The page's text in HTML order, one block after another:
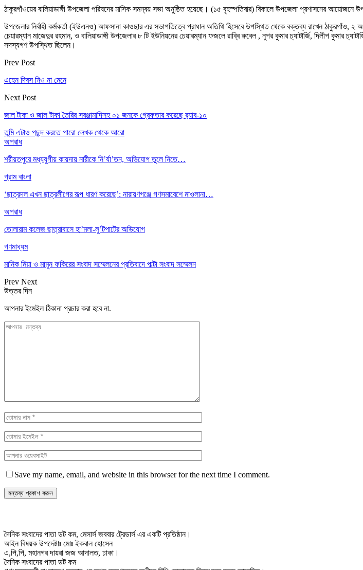
ঠাকুরগাঁওয়ের বালিয়াডাঙ্গী উপজেলা পরিষদের মাসিক সমন্বয় সভা অনুষ্ঠিত হয়েছে। (১৫ বৃহস্পতিবার) বিকালে উপজেলা প্রশাসনের আয়োজনে
উপজেলার নির্বাহী কর্মকর্তা (ইউএনও) আফসানা কাওছার এর সভাপতিত্বে প্রাধান অতিথি হিসেবে উপস্থিত থেকে বক্তব্য রাখেন
চেয়ারম্যান মাজেদুর রহমান, ও বালিয়াডাঙ্গী উপজেলার ৮ টি ইউনিয়নের চেয়ারম্যান ফজলে রাব্বি রুবেল , নুপর কুমার চ্যাটার্জি, দিলীপ কুমার
সদস্যগণ উপস্থিত ছিলেন।
Prev Post
এহেন দিবস নিও না মেনে
Next Post
জাল টাকা ও জাল টাকা তৈরির সরঞ্জামাদিসহ ০১ জনকে গ্রেফতার করেছে র‌্যাব-১০
তুমি এটাও পছন্দ করতে পারো লেখক থেকে আরো
অপরাধ
শরীয়তপুরে মধ্যযুগীয় কায়দায় নারীকে নি’র্যা’তন, অভিযোগ তুলে নিতে…
গ্রাম বাংলা
‘ছাত্রদল এখন ছাত্রলীগের রূপ ধারণ করেছে’: নারায়ণগঞ্জে গণসমাবেশে মাওলানা…
অপরাধ
তোলারাম কলেজ ছাত্রাবাসে হা’মলা-লু’টপাটের অভিযোগ
গণমাধ্যম
মানিক মিয়া ও মামুন ফকিরের সংবাদ সম্মেলনের প্রতিবাদে পাল্টা সংবাদ সম্মেলন
Prev Next
উত্তর দিন
আপনার ইমেইল ঠিকানা প্রচার করা হবে না.
Save my name, email, and website in this browser for the next time I comment.
দৈনিক সংবাদের পাতা ডট কম, মেসার্স জববার ট্রেডার্স এর একটি প্রতিষ্ঠান।
আইন বিষয়ক উপদেষ্টাঃ মোঃ ইকবাল হোসেন
এ,পি,পি, মহানগর দায়রা জজ আদালত, ঢাকা।
দৈনিক সংবাদের পাতা ডট কম